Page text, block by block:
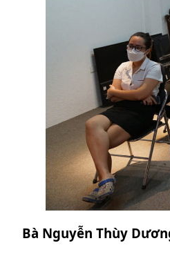
Bà Nguyễn Thùy